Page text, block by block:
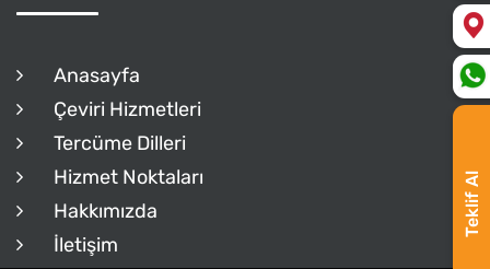
Anasayfa
Çeviri Hizmetleri
Tercüme Dilleri
Hizmet Noktaları
Hakkımızda
İletişim
Teklif Al